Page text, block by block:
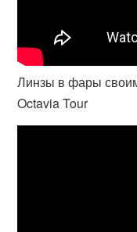
Линзы в фары
Octavia Tour